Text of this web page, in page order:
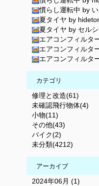
慣らし運転中 by
夏タイヤ by
夏タイヤ by セル
エアコンフィルタ
エアコンフィルタ
エアコンフィルタ
カテゴリ
修理と改造(61)
未確認飛行物体(4)
小物(11)
その他(43)
バイク(2)
未分類(4212)
アーカイブ
2024年06月 (1)